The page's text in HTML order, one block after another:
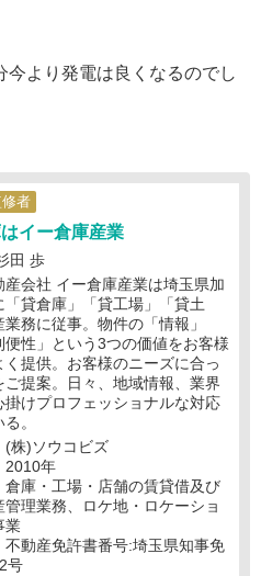
今より発電は良くなるのでし
修者
イー倉庫産業
田 歩
産会社 イー倉庫産業は埼玉県加
「貸倉庫」「貸工場」「貸土
務に従事。物件の「情報」
便性」という3つの価値をお客様
く提供。お客様のニーズに合っ
ご提案。日々、地域情報、業界
掛けプロフェッショナルな対応
。
)ソウコビズ
年
倉庫・工場・店舗の賃貸借及び
理業務、ロケ地・ロケーショ
業
動産免許書番号:埼玉県知事免
号